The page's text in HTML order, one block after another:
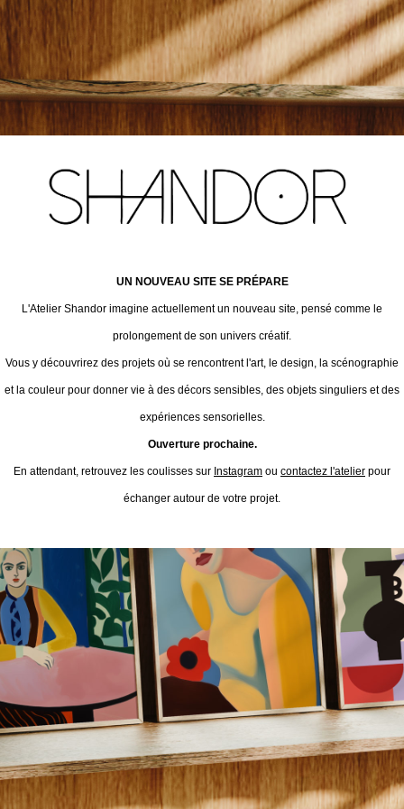
UN NOUVEAU SITE SE PRÉPARE
L'Atelier Shandor imagine actuellement un nouveau site, pensé comme le
prolongement de son univers créatif.
Vous y découvrirez des projets où se rencontrent l'art, le design, la scénographie
et la couleur pour donner vie à des décors sensibles, des objets singuliers et des
expériences sensorielles.
Ouverture prochaine.
En attendant, retrouvez les coulisses sur Instagram ou contactez l'atelier pour
échanger autour de votre projet.